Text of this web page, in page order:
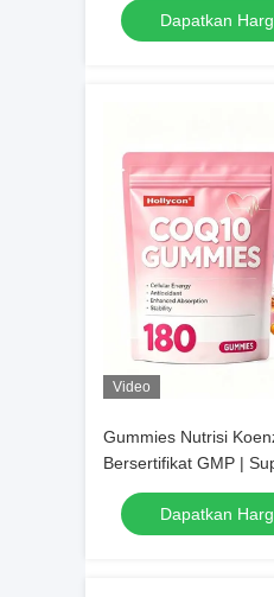
Tersedia Label Pribadi
Dapatkan
Video
Gummies Nutrisi
Bersertifikat GMP |
Harian, Grosir Massal
DisesuaikanDapatkan